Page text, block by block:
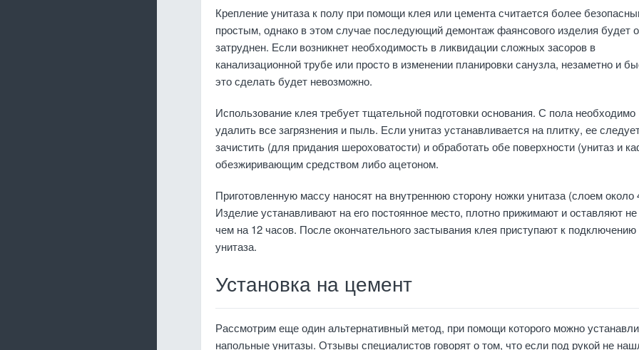
Крепление унитаза к полу при помощи клея или цемента считается более
простым, однако в этом случае последующий демонтаж фаянсового изделия будет
затруднен. Если возникнет необходимость в ликвидации сложных засоров в
канализационной трубе или просто в изменении планировки санузла, незаметно и
это сделать будет невозможно.
Использование клея требует тщательной подготовки основания. С пола необходимо
удалить все загрязнения и пыль. Если унитаз устанавливается на плитку, ее
зачистить (для придания шероховатости) и обработать обе поверхности (унитаз и
обезжиривающим средством либо ацетоном.
Приготовленную массу наносят на внутреннюю сторону ножки унитаза (слоем около
Изделие устанавливают на его постоянное место, плотно прижимают и оставляют
чем на 12 часов. После окончательного застывания клея приступают к подключению
унитаза.
Установка на цемент
Рассмотрим еще один альтернативный метод, при помощи которого можно
напольные унитазы. Отзывы специалистов говорят о том, что если под рукой не